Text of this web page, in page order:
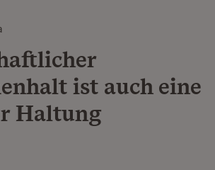
ist auch eine
Haltung